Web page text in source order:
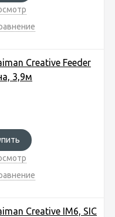
Creative Feeder
3,9м
Creative IM6, SIC